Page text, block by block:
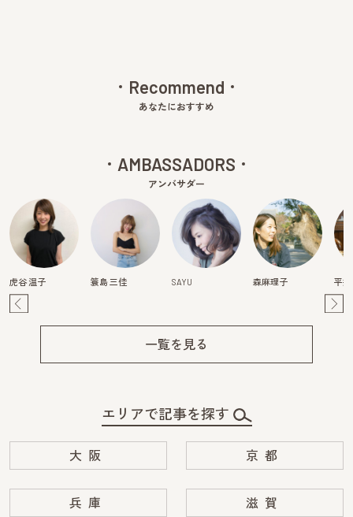
Recommend
あなたにおすすめ
AMBASSADORS
アンバサダー
虎谷 温子 簑島 三佳 SAYU 森麻理子 平
一覧を見る
エリアで記事を探す
大阪 京都
兵庫 滋賀